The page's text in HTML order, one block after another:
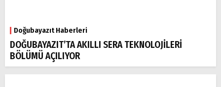
Doğubayazıt Haberleri
DOĞUBAYAZIT’TA AKILLI SERA TEKNOLOJİLERİ
BÖLÜMÜ AÇILIYOR